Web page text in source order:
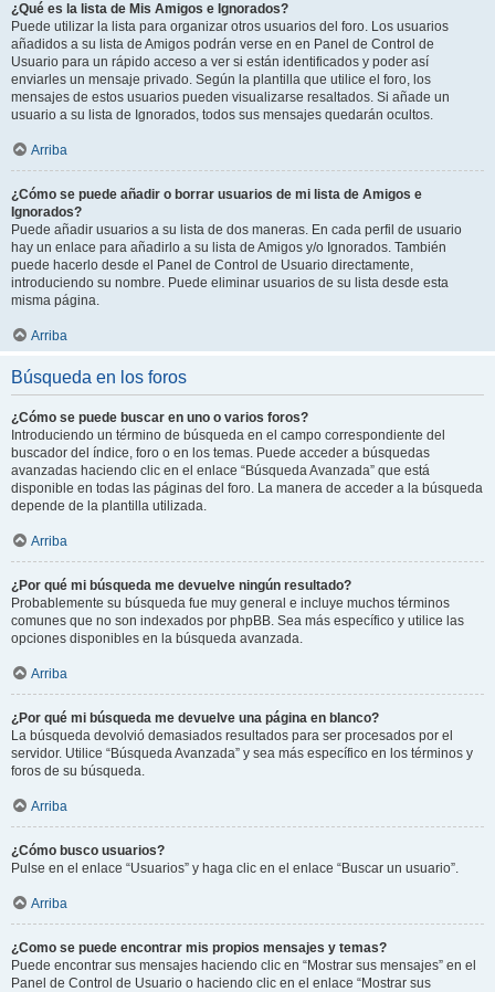
¿Qué es la lista de Mis Amigos e Ignorados?
Puede utilizar la lista para organizar otros usuarios del foro. Los usuarios
añadidos a su lista de Amigos podrán verse en en Panel de Control de
Usuario para un rápido acceso a ver si están identificados y poder así
enviarles un mensaje privado. Según la plantilla que utilice el foro, los
mensajes de estos usuarios pueden visualizarse resaltados. Si añade un
usuario a su lista de Ignorados, todos sus mensajes quedarán ocultos.
Arriba
¿Cómo se puede añadir o borrar usuarios de mi lista de Amigos e
Ignorados?
Puede añadir usuarios a su lista de dos maneras. En cada perfil de usuario
hay un enlace para añadirlo a su lista de Amigos y/o Ignorados. También
puede hacerlo desde el Panel de Control de Usuario directamente,
introduciendo su nombre. Puede eliminar usuarios de su lista desde esta
misma página.
Arriba
Búsqueda en los foros
¿Cómo se puede buscar en uno o varios foros?
Introduciendo un término de búsqueda en el campo correspondiente del
buscador del índice, foro o en los temas. Puede acceder a búsquedas
avanzadas haciendo clic en el enlace “Búsqueda Avanzada” que está
disponible en todas las páginas del foro. La manera de acceder a la búsqueda
depende de la plantilla utilizada.
Arriba
¿Por qué mi búsqueda me devuelve ningún resultado?
Probablemente su búsqueda fue muy general e incluye muchos términos
comunes que no son indexados por phpBB. Sea más específico y utilice las
opciones disponibles en la búsqueda avanzada.
Arriba
¿Por qué mi búsqueda me devuelve una página en blanco?
La búsqueda devolvió demasiados resultados para ser procesados por el
servidor. Utilice “Búsqueda Avanzada” y sea más específico en los términos y
foros de su búsqueda.
Arriba
¿Cómo busco usuarios?
Pulse en el enlace “Usuarios” y haga clic en el enlace “Buscar un usuario”.
Arriba
¿Como se puede encontrar mis propios mensajes y temas?
Puede encontrar sus mensajes haciendo clic en “Mostrar sus mensajes” en el
Panel de Control de Usuario o haciendo clic en el enlace “Mostrar sus